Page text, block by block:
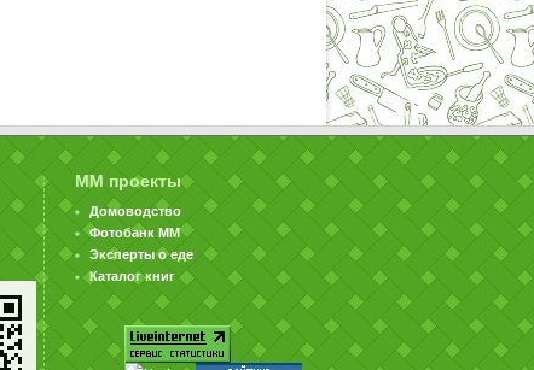
ММ проекты
Домоводство
Фотобанк ММ
Эксперты о еде
Каталог книг